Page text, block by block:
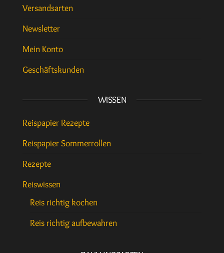
Versandsarten
Newsletter
Mein Konto
Geschäftskunden
WISSEN
Reispapier Rezepte
Reispapier Sommerrollen
Rezepte
Reiswissen
Reis richtig kochen
Reis richtig aufbewahren